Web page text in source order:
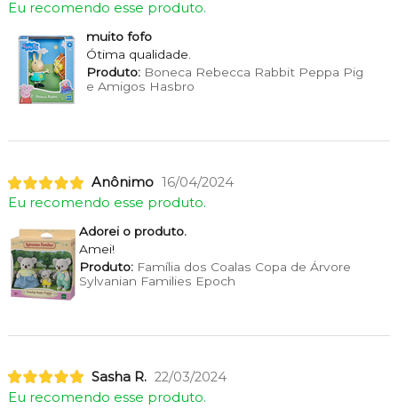
Eu recomendo esse produto.
muito fofo
Ótima qualidade.
Produto:Boneca Rebecca Rabbit Peppa Pig
e Amigos Hasbro
Anônimo 16/04/2024
Eu recomendo esse produto.
Adorei o produto.
Amei!
Produto:Família dos Coalas Copa de Árvore
Sylvanian Families Epoch
Sasha R. 22/03/2024
Eu recomendo esse produto.